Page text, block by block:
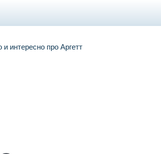
и интересно про Аргетт